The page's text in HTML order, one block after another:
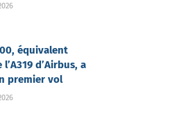
équivalent
d’Airbus, a
premier vol